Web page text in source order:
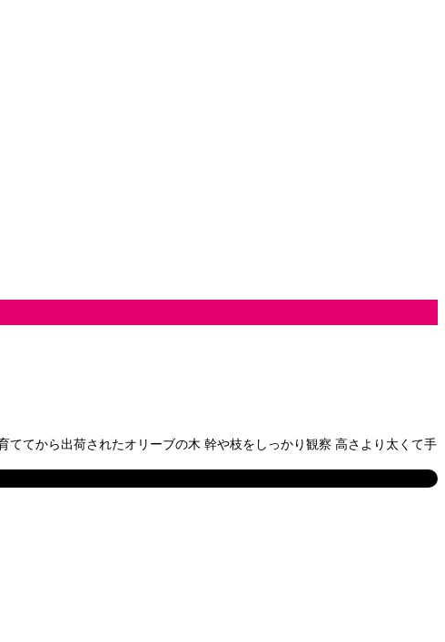
てから出荷されたオリーブの木 幹や枝をしっかり観察 高さより太くて手